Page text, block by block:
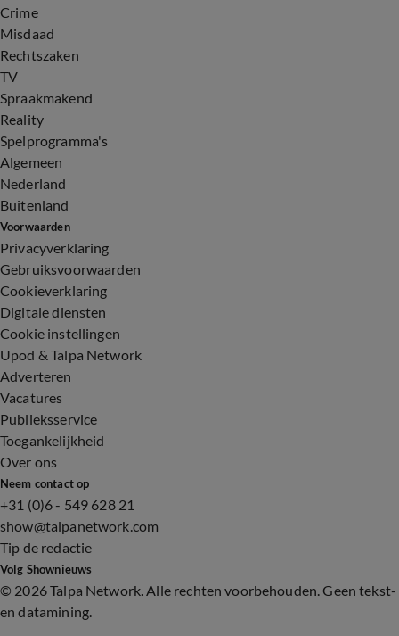
Crime
Misdaad
Rechtszaken
TV
Spraakmakend
Reality
Spelprogramma's
Algemeen
Nederland
Buitenland
Voorwaarden
Privacyverklaring
Gebruiksvoorwaarden
Cookieverklaring
Digitale diensten
Cookie instellingen
Upod & Talpa Network
Adverteren
Vacatures
Publieksservice
Toegankelijkheid
Over ons
Neem contact op
+31 (0)6 - 549 628 21
show@talpanetwork.com
Tip de redactie
Volg Shownieuws
© 2026 Talpa Network. Alle rechten voorbehouden. Geen tekst-
en datamining.